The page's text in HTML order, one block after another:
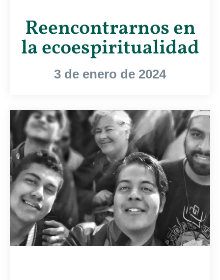
Reencontrarnos en
la ecoespiritualidad
3 de enero de 2024